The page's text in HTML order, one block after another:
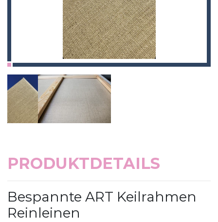
PRODUKTDETAILS
Bespannte ART Keilrahmen
Reinleinen